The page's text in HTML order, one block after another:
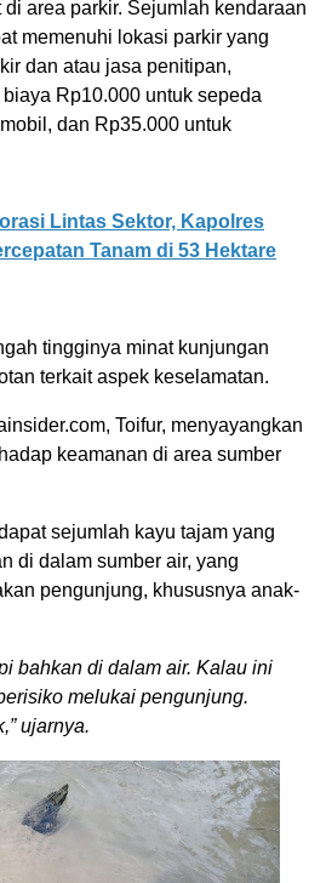
area parkir. Sejumlah kendaraan
memenuhi lokasi parkir yang
dan atau jasa penitipan,
Rp10.000 untuk sepeda
dan Rp35.000 untuk
Lintas Sektor, Kapolres
Tanam di 53 Hektare
tingginya minat kunjungan
terkait aspek keselamatan.
Toifur, menyayangkan
keamanan di area sumber
sejumlah kayu tajam yang
di dalam sumber air, yang
pengunjung, khususnya anak-
bahkan di dalam air. Kalau ini
melukai pengunjung.
ujarnya.